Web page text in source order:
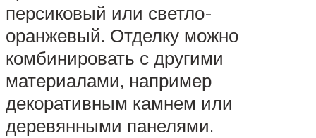
персиковый или светло-
оранжевый. Отделку можно
комбинировать с другими
материалами, например
декоративным камнем или
деревянными панелями.